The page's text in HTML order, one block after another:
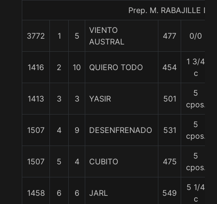
Prep. M. RABAJILLE D.
3772 1 5
VIENTO
AUSTRAL
477 0/0
1416 2 10 QUIERO TODO 454
1 3/4
c
1413 3 3 YASIR 501
5
cpos.
1507 4 9 DESENFRENADO 531
5
cpos.
1507 5 4 CUBITO 475
5
cpos.
1458 6 6 JARL 549
5 1/4
c